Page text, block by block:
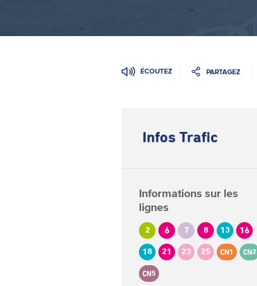
ÉCOUTEZ PARTAGEZ
Infos Trafic
Informations sur les
lignes
2 6 7 8 13 16
18 21 23 25 CN1 CN2
CN5